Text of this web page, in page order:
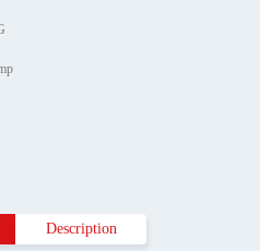
Description